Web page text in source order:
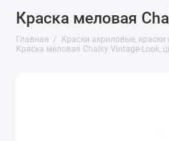
Краска меловая
Главная Краски акриловые,
Краска меловая Chalky Vintage-Look,